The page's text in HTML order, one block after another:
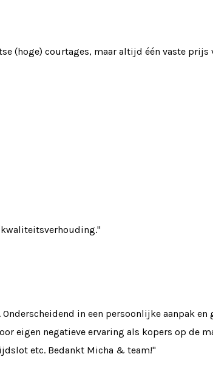
(hoge) courtages, maar altijd één vaste prijs
in een persoonlijke aanpak
eigen negatieve ervaring als kopers op de
etc. Bedankt Micha & team!"